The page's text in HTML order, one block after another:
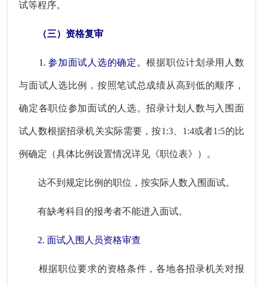
试等程序。
（三）资格复审
1. 参加面试人选的确定。根据职位计划录用人数
与面试人选比例，按照笔试总成绩从高到低的顺序，
确定各职位参加面试的人选。招录计划人数与入围面
试人数根据招录机关实际需要，按1:3、1:4或者1:5的比
例确定（具体比例设置情况详见《职位表》）。
达不到规定比例的职位，按实际人数入围面试。
有缺考科目的报考者不能进入面试。
2. 面试入围人员资格审查
根据职位要求的资格条件，各地各招录机关对报